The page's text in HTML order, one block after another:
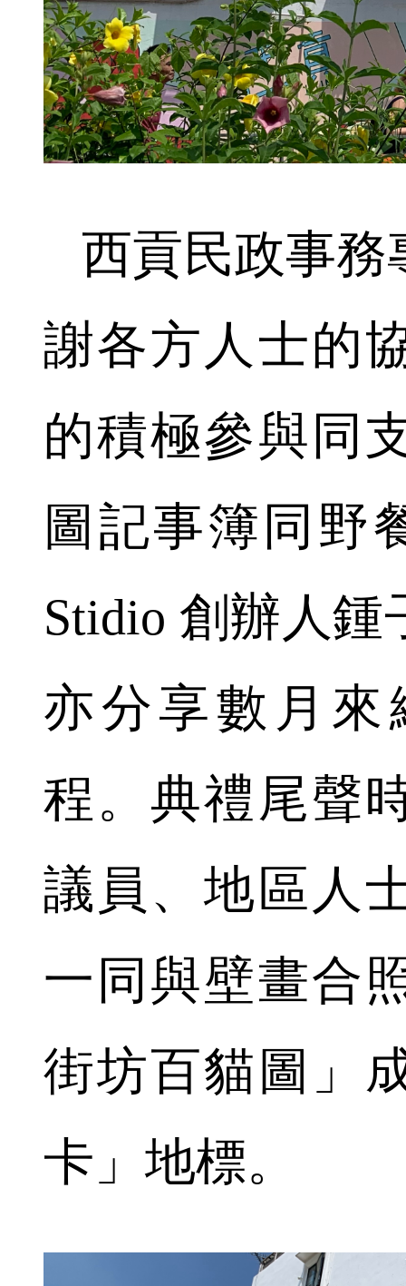
西貢民政事務
謝各方人士的
的積極參與同
圖記事簿同野
Stidio 創辦人
亦分享數月
程。典禮尾聲
議員、地區人
一同與壁畫合
街坊百貓圖」
卡」地標。